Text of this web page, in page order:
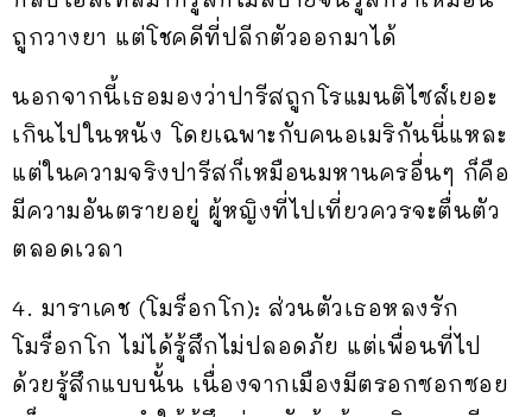
ถูกวางยา แต่โชคดีที่ปลีกตัวออกมาได้
นอกจากนี้เธอมองว่าปารีสถูกโรแมนติไซส์เยอะ
เกินไปในหนัง โดยเฉพาะกับคนอเมริกันนี่แหละ
แต่ในความจริงปารีสก็เหมือนมหานครอื่นๆ ก็คือ
มีความอันตรายอยู่ ผู้หญิงที่ไปเที่ยวควรจะตื่นตัว
ตลอดเวลา
4. มาราเคช (โมร็อกโก): ส่วนตัวเธอหลงรัก
โมร็อกโก ไม่ได้รู้สึกไม่ปลอดภัย แต่เพื่อนที่ไป
ด้วยรู้สึกแบบนั้น เนื่องจากเมืองมีตรอกซอกซอย